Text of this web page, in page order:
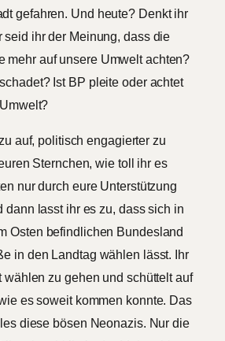
gefahren. Und heute? Denkt ihr
seid ihr der Meinung, dass die
mehr auf unsere Umwelt achten?
Ist BP pleite oder achtet
auf, politisch engagierter zu
Sternchen, wie toll ihr es
nur durch eure Unterstützung
dann lasst ihr es zu, dass sich in
Osten befindlichen Bundesland
in den Landtag wählen lässt. Ihr
wählen zu gehen und schüttelt auf
es soweit kommen konnte. Das
diese bösen Neonazis. Nur die